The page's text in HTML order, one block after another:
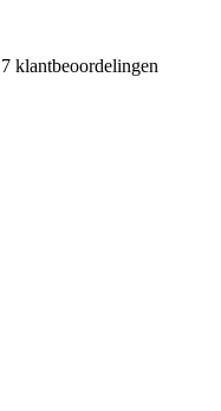
klantbeoordelingen